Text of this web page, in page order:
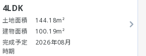
4LDK
土地面積
144.18m²
建物面積
100.19m²
完成予定
時期
2026年08月